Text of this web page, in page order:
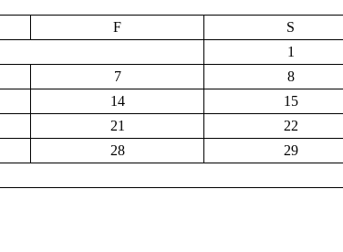
F S
1
7 8
14 15
21 22
28 29